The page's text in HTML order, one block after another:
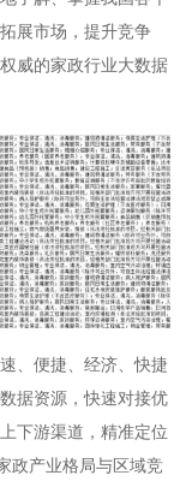
展市场，提升竞争
威的家政行业大数据
、便捷、经济、快捷
据资源，快速对接优
下游渠道，精准定位
政产业格局与区域竞